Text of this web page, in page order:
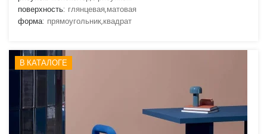
поверхность: глянцевая,матовая
форма: прямоугольник,квадрат
В КАТАЛОГЕ